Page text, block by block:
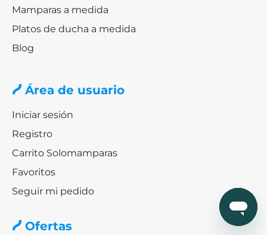
Mamparas a medida
Platos de ducha a medida
Blog
Área de usuario
Iniciar sesión
Registro
Carrito Solomamparas
Favoritos
Seguir mi pedido
Ofertas